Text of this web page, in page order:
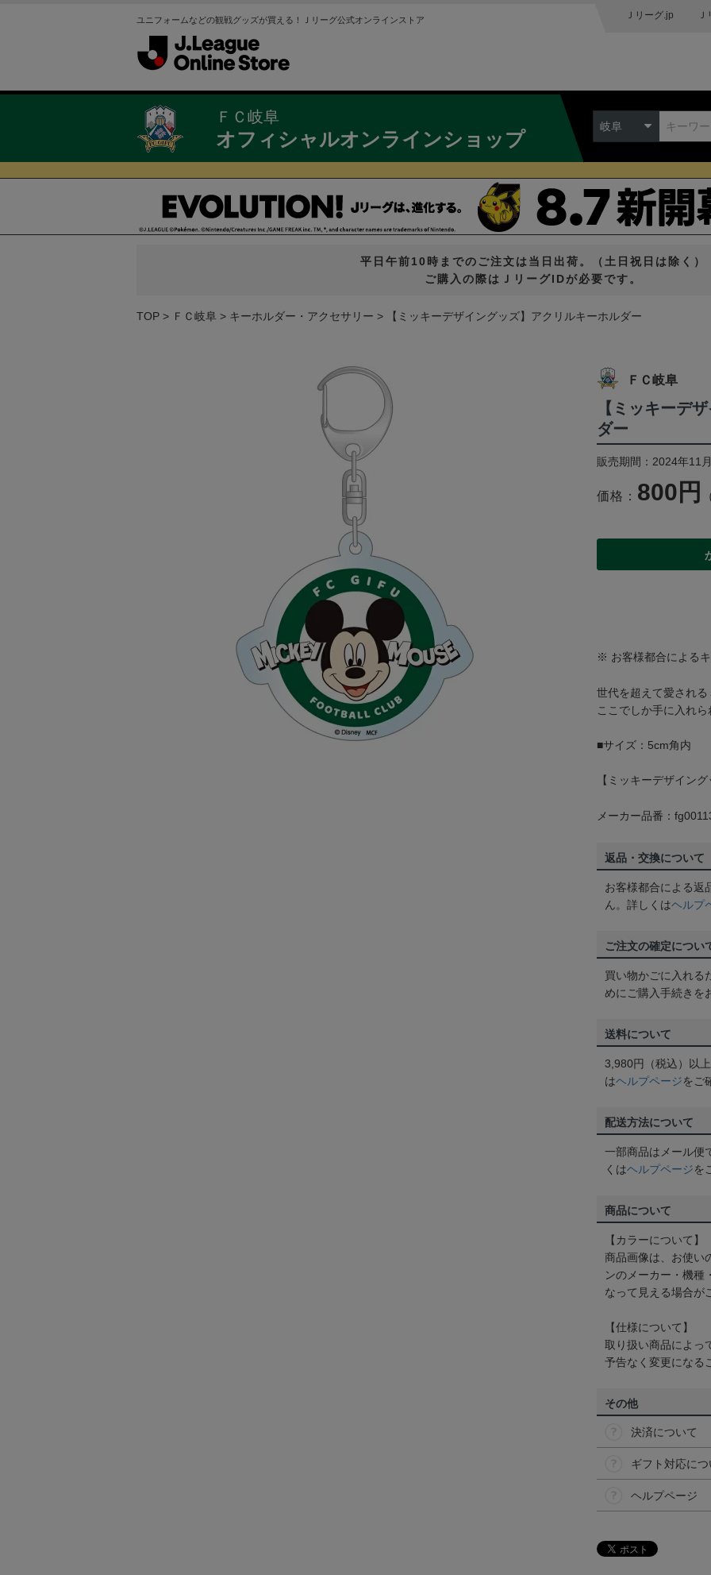
ユニフォームなどの観戦グッズが買える！Ｊリーグ公式オンラインストア Ｊリーグ.jp
ＦＣ岐阜
オフィシャルオンラインショップ
岐阜
平日午前10時までのご注文は当日出荷。（土日祝日は除く）
ご購入の際はＪリーグIDが必要です。
TOP ＦＣ岐阜 キーホルダー・アクセサリー 【ミッキーデザイングッズ】アクリルキーホルダー
ＦＣ岐阜
【ミッキーデ
ダー
販売期間：2024年11
価格： 800円
※ お客様都合による
世代を超えて愛され
ここでしか手に入れ
■サイズ：5cm角内
【ミッキーデザイン
メーカー品番：
返品・交換について
お客様都合による返
ん。詳しくはヘルプ
ご注文の確定につい
買い物かごに入れる
めにご購入手続きを
送料について
3,980円（税込）以
はヘルプページをご
配送方法について
一部商品はメール便
くはヘルプページを
商品について
【カラーについて】
商品画像は、お使い
ンのメーカー・機種
なって見える場合が
【仕様について】
取り扱い商品によっ
予告なく変更になる
その他
決済について
ギフト対応に
ヘルプページ